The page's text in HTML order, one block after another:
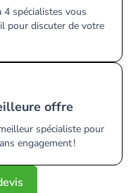
4 spécialistes vous
pour discuter de votre
offre
spécialiste pour
engagement !